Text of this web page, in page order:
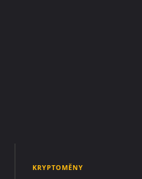
KRYPTOMĚNY